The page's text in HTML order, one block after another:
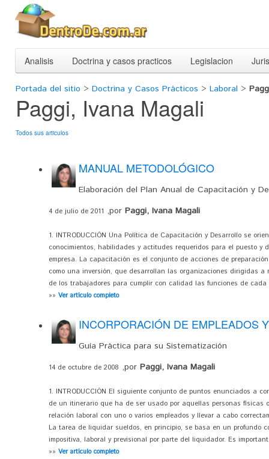
Analisis Doctrina y casos practicos Legislacion
Portada del sitio > Doctrina y Casos Prácticos > Laboral >
Paggi, Ivana Magali
Todos sus articulos
MANUAL METODOLÓGICO
Elaboración del Plan Anual de Capacitación y
4 de julio de 2011 ,por Paggi, Ivana Magali
1. INTRODUCCIÓN Una Política de Capacitación y Desarrollo se
conocimientos, habilidades y actitudes requeridos para el puesto y
empresa. La capacitación es el conjunto de acciones de
como una inversión, que desarrollan las organizaciones dirigidas a
de los trabajadores para cumplir con calidad las funciones de
»» Ver artículo completo
INCORPORACIÓN DE EMPLEADOS
Guía Práctica para su Sistematización
14 de octubre de 2008 ,por Paggi, Ivana Magali
1. INTRODUCCIÓN El siguiente conjunto de puntos enunciados a
de un itinerario que ha de ser usado por aquellas personas
relación laboral con uno o varios empleados y llevar a cabo
La tarea de liquidar sueldos, en principio, se basa en un profundo
impositiva, laboral y previsional por parte del liquidador. Es
»» Ver artículo completo